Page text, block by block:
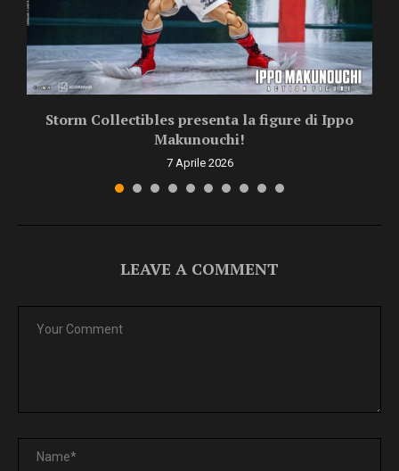
Storm Collectibles presenta la figure di Ippo
Makunouchi!
7 Aprile 2026
LEAVE A COMMENT